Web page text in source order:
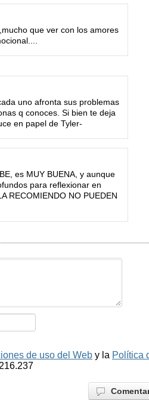
que ver con los amores
uno afronta sus problemas
q conoces. Si bien te deja
en papel de Tyler-
es MUY BUENA, y aunque
para reflexionar en
RECOMIENDO NO PUEDEN
de uso del Web y la Política